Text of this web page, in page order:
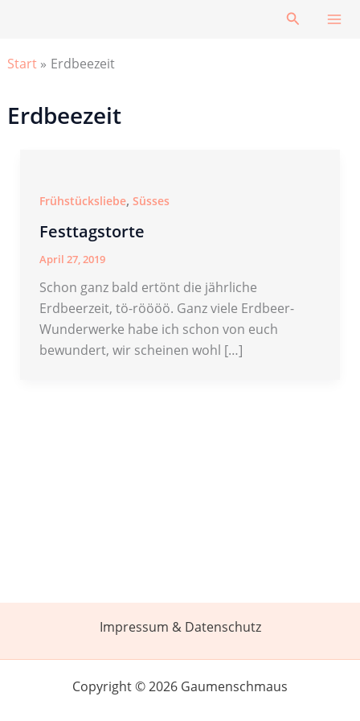
Suchen
Start Erdbeezeit
Erdbeezeit
Frühstücksliebe, Süsses
Festtagstorte
April 27, 2019
Schon ganz bald ertönt die jährliche
Erdbeerzeit, tö-röööö. Ganz viele Erdbeer-
Wunderwerke habe ich schon von euch
bewundert, wir scheinen wohl […]
Impressum & Datenschutz
Copyright © 2026 Gaumenschmaus